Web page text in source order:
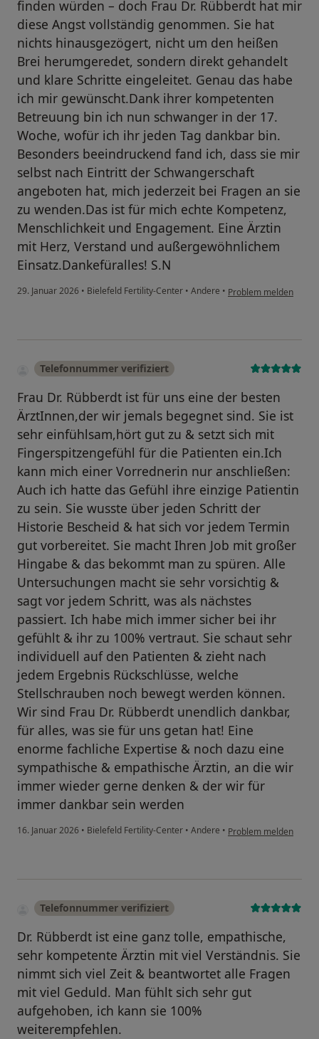
finden würden – doch Frau Dr. Rübberdt hat mir
diese Angst vollständig genommen. Sie hat
nichts hinausgezögert, nicht um den heißen
Brei herumgeredet, sondern direkt gehandelt
und klare Schritte eingeleitet. Genau das habe
ich mir gewünscht.Dank ihrer kompetenten
Betreuung bin ich nun schwanger in der 17.
Woche, wofür ich ihr jeden Tag dankbar bin.
Besonders beeindruckend fand ich, dass sie mir
selbst nach Eintritt der Schwangerschaft
angeboten hat, mich jederzeit bei Fragen an sie
zu wenden.Das ist für mich echte Kompetenz,
Menschlichkeit und Engagement. Eine Ärztin
mit Herz, Verstand und außergewöhnlichem
Einsatz.Dankefüralles! S.N
29. Januar 2026 • Bielefeld Fertility-Center • Andere • Problem melden
Telefonnummer verifiziert
Frau Dr. Rübberdt ist für uns eine der besten
ÄrztInnen,der wir jemals begegnet sind. Sie ist
sehr einfühlsam,hört gut zu & setzt sich mit
Fingerspitzengefühl für die Patienten ein.Ich
kann mich einer Vorrednerin nur anschließen:
Auch ich hatte das Gefühl ihre einzige Patientin
zu sein. Sie wusste über jeden Schritt der
Historie Bescheid & hat sich vor jedem Termin
gut vorbereitet. Sie macht Ihren Job mit großer
Hingabe & das bekommt man zu spüren. Alle
Untersuchungen macht sie sehr vorsichtig &
sagt vor jedem Schritt, was als nächstes
passiert. Ich habe mich immer sicher bei ihr
gefühlt & ihr zu 100% vertraut. Sie schaut sehr
individuell auf den Patienten & zieht nach
jedem Ergebnis Rückschlüsse, welche
Stellschrauben noch bewegt werden können.
Wir sind Frau Dr. Rübberdt unendlich dankbar,
für alles, was sie für uns getan hat! Eine
enorme fachliche Expertise & noch dazu eine
sympathische & empathische Ärztin, an die wir
immer wieder gerne denken & der wir für
immer dankbar sein werden
16. Januar 2026 • Bielefeld Fertility-Center • Andere • Problem melden
Telefonnummer verifiziert
Dr. Rübberdt ist eine ganz tolle, empathische,
sehr kompetente Ärztin mit viel Verständnis. Sie
nimmt sich viel Zeit & beantwortet alle Fragen
mit viel Geduld. Man fühlt sich sehr gut
aufgehoben, ich kann sie 100%
weiterempfehlen.